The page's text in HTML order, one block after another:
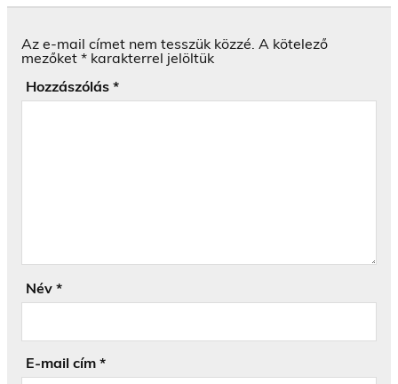
Az e-mail címet nem tesszük közzé. A kötelező
mezőket * karakterrel jelöltük
Hozzászólás *
Név *
E-mail cím *